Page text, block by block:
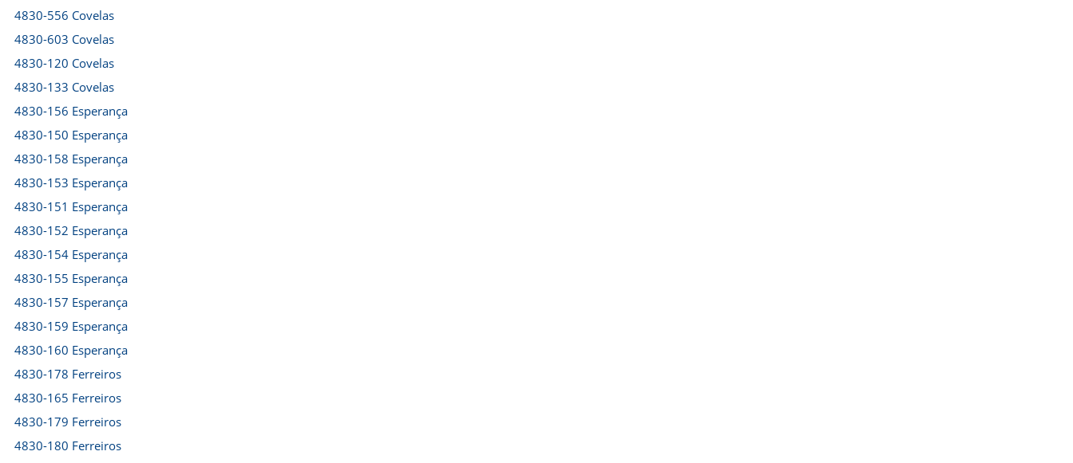
4830-556 Covelas
4830-603 Covelas
4830-120 Covelas
4830-133 Covelas
4830-156 Esperança
4830-150 Esperança
4830-158 Esperança
4830-153 Esperança
4830-151 Esperança
4830-152 Esperança
4830-154 Esperança
4830-155 Esperança
4830-157 Esperança
4830-159 Esperança
4830-160 Esperança
4830-178 Ferreiros
4830-165 Ferreiros
4830-179 Ferreiros
4830-180 Ferreiros